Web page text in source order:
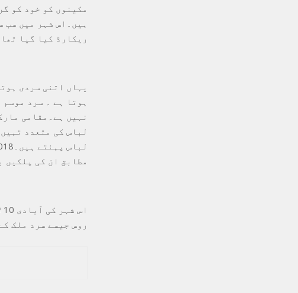
مکینوں کو خود کو
ریکارڈ کیا گیا تھا۔
یہاں اتنی سردی
ہوتا ہے ۔ سرد
نہیں ہے۔مقامی
لباس کی متعدد
مطابق ان کی پلکیں
روس جیسے سرد ملک